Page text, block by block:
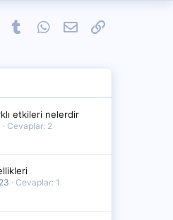
PinterestTumblrWhatsApp
E-postaLink
etkileri nelerdir
Cevaplar: 2
Cevaplar: 1